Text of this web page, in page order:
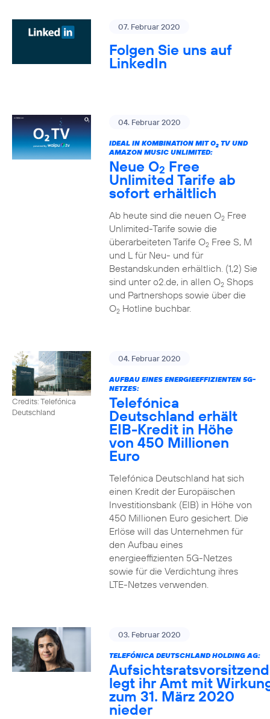
07. Februar 2020
Folgen Sie uns auf
LinkedIn
04. Februar 2020
IDEAL IN KOMBINATION MIT O2TV UND
AMAZON MUSIC UNLIMITED:
Neue O2 Free
Unlimited Tarife ab
sofort erhältlich
Ab heute sind die neuen O2Free
Unlimited-Tarife sowie die
überarbeiteten Tarife O2Free S, M
und L für Neu- und für
Bestandskunden erhältlich. (1,2) Sie
sind unter o2.de, in allen O2Shops
und Partnershops sowie über die
O2Hotline buchbar.
Credits: Telefónica
Deutschland
04. Februar 2020
AUFBAU EINES ENERGIEEFFIZIENTEN 5G-
NETZES:
Telefónica
Deutschland erhält
EIB-Kredit in Höhe
von 450 Millionen
Euro
Telefónica Deutschland hat sich
einen Kredit der Europäischen
Investitionsbank (EIB) in Höhe von
450 Millionen Euro gesichert. Die
Erlöse will das Unternehmen für
den Aufbau eines
energieeffizienten 5G-Netzes
sowie für die Verdichtung ihres
LTE-Netzes verwenden.
03. Februar 2020
TELEFÓNICA DEUTSCHLAND HOLDING AG:
legt ihr Amt mit
zum 31. März 2020
nieder